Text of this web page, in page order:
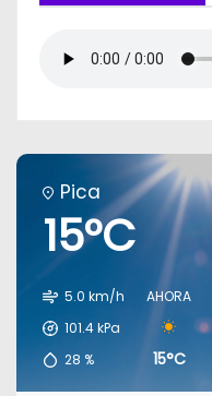
Pica
15°C
5.0 km/h
101.4kPa
28 %
AHORA
15°C